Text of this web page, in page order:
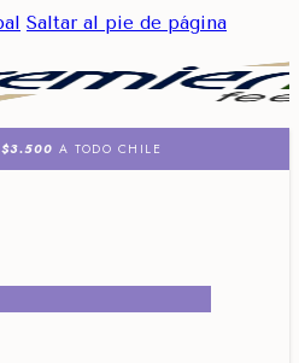
Saltar al pie de página
$3.500 A TODO CHILE